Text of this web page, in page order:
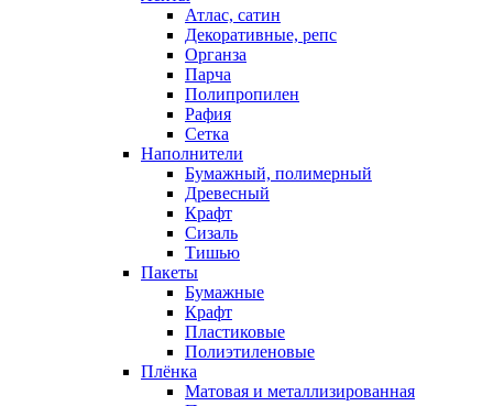
Атлас, сатин
Декоративные, репс
Органза
Парча
Полипропилен
Рафия
Сетка
Наполнители
Бумажный, полимерный
Древесный
Крафт
Сизаль
Тишью
Пакеты
Бумажные
Крафт
Пластиковые
Полиэтиленовые
Плёнка
Матовая и металлизированная